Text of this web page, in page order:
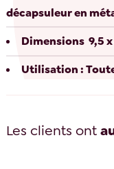
décapsuleur en
Dimensions 9,5
Utilisation :
Les clients ont